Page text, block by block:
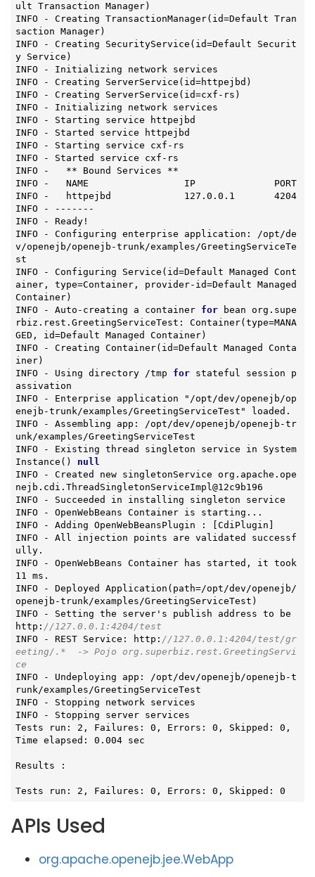
ult Transaction Manager)
INFO - Creating TransactionManager(id=Default Tran
saction Manager)
INFO - Creating SecurityService (id=Default Securit
y Service)
INFO - Initializing network services
INFO - Creating ServerService (id=httpejbd)
INFO - Creating ServerService (id=cxf-rs)
INFO - Initializing network services
INFO - Starting service httpejbd
INFO - Started service httpejbd
INFO - Starting service cxf-rs
INFO - Started service cxf-rs
INFO -   ** Bound Services **
INFO -   NAME                 IP              PORT
INFO -   httpejbd             127.0.0.1       4204
INFO - -------
INFO - Ready!
INFO - Configuring enterprise application: /opt/de
v/openejb/openejb-trunk/examples/GreetingServiceTe
st
INFO - Configuring Service (id=Default Managed Cont
ainer, type=Container, provider-id=Default Managed
Container)
INFO - Auto-creating a container for bean org.supe
rbiz.rest.GreetingServiceTest: Container(type=MANA
GED, id=Default Managed Container)
INFO - Creating Container(id=Default Managed Conta
iner)
INFO - Using directory /tmp for stateful session p
assivation
INFO - Enterprise application "/opt/dev/openejb/op
enejb-trunk/examples/GreetingServiceTest" loaded.
INFO - Assembling app: /opt/dev/openejb/openejb-tr
unk/examples/GreetingServiceTest
INFO - Existing thread singleton service in System
Instance ()
null
INFO - Created new singletonService org.apache.ope
nejb.cdi.ThreadSingletonServiceImpl@12c9b196
INFO - Succeeded in installing singleton service
INFO - OpenWebBeans Container is starting...
INFO - Adding OpenWebBeansPlugin : [CdiPlugin]
INFO - All injection points are validated successf
ully.
INFO - OpenWebBeans Container has started, it took
11 ms.
INFO - Deployed Application (path=/opt/dev/openejb/
openejb-trunk/examples/GreetingServiceTest)
INFO - Setting the server's publish address to be
http: //127.0.0.1:4204/test
INFO - REST Service: http: //127.0.0.1:4204/test/gr
eeting/.*  -> Pojo org.superbiz.rest.GreetingServi
ce
INFO - Undeploying app: /opt/dev/openejb/openejb-t
runk/examples/GreetingServiceTest
INFO - Stopping network services
INFO - Stopping server services
Tests run: 2, Failures: 0, Errors: 0, Skipped: 0,
Time elapsed: 0.004 sec
Results :
Tests run: 2, Failures: 0, Errors: 0, Skipped: 0
APIs Used
org.apache.openejb.jee.WebApp